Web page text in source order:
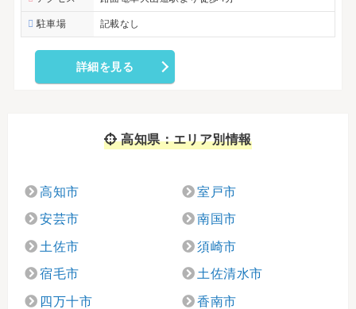
駐車場 記載なし
詳細を見る
高知県：エリア別情報
高知市 室戸市
安芸市 南国市
土佐市 須崎市
宿毛市 土佐清水市
四万十市 香南市